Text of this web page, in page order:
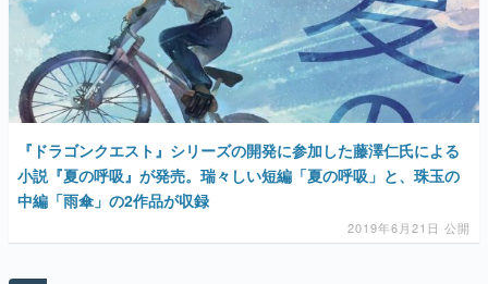
『うつヌケ』『ペンと箸』等で知られるマンガ家・田中圭
一先生によるゲーム業界レポートマンガです。
なんでゲームは面白い？
ゲーム開発者・hamatsu氏がゲームの魅力を画面や操作の
具体的な形から解き明かしていく、硬派で骨太な評論連載
ゲームが変えた日本語
「経験値」「裏技」「ラスボス」… ゲームにまつわる言葉
の起源や用法の変遷を、コンピューター文化史研究家・タ
『ドラゴンクエスト』シリーズの開発に参加した藤澤仁氏による
小説『夏の呼吸』が発売。瑞々しい短編「夏の呼吸」と、珠玉の
中編「雨傘」の2作品が収録
2019年6月21日 公開